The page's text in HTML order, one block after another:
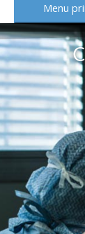
Menu